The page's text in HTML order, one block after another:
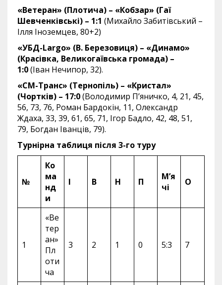
«Ветеран» (Плотича) – «Кобзар» (Гаї
Шевченківські) – 1:1 (Михайло Забитівський –
Ілля Іноземцев, 80+2)
«УБД-Largo» (В. Березовиця) – «Динамо»
(Красівка, Великогаївська громада) –
1:0(Іван Нечипор, 32).
«СМ-Транс» (Тернопіль) – «Кристал»
(Чортків) – 17:0(Володимир П’яничко, 4, 21, 45,
56, 73, 76, Роман Бардокін, 11, Олександр
Ждаха, 33, 39, 61, 65, 71, Ігор Бадло, 42, 48, 51,
79, Богдан Іванців, 79).
Турнірна таблиця після 3-го туру
№
Ко
ма
нд
и
І В Н П
М’я
чі
О
1
«Ве
тер
ан»
Пл
оти
ча
3 2 1 0 5:3 7